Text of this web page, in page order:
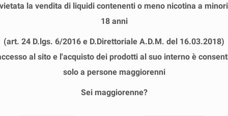
USA E GETTA LIQUIDI PRONTI SHOT E
la vendita di liquidi contenenti o meno nicotina a
18 anni
(art. 24 D.lgs. 6/2016 e D.Direttoriale A.D.M. del 16.03.2018)
al sito e l'acquisto dei prodotti al suo interno è
solo a persone maggiorenni
Sei maggiorenne?